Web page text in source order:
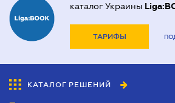
каталог Украины
ТАРИФЫ
КАТАЛОГ РЕШЕНИЙ